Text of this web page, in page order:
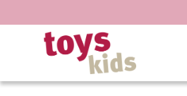
Inhalt
springen